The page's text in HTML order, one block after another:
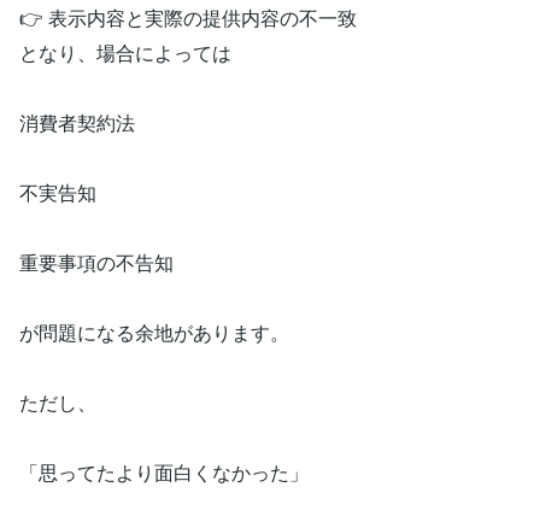
👉 表示内容と実際の提供内容の不一致
となり、場合によっては
消費者契約法
不実告知
重要事項の不告知
が問題になる余地があります。
ただし、
「思ってたより面白くなかった」